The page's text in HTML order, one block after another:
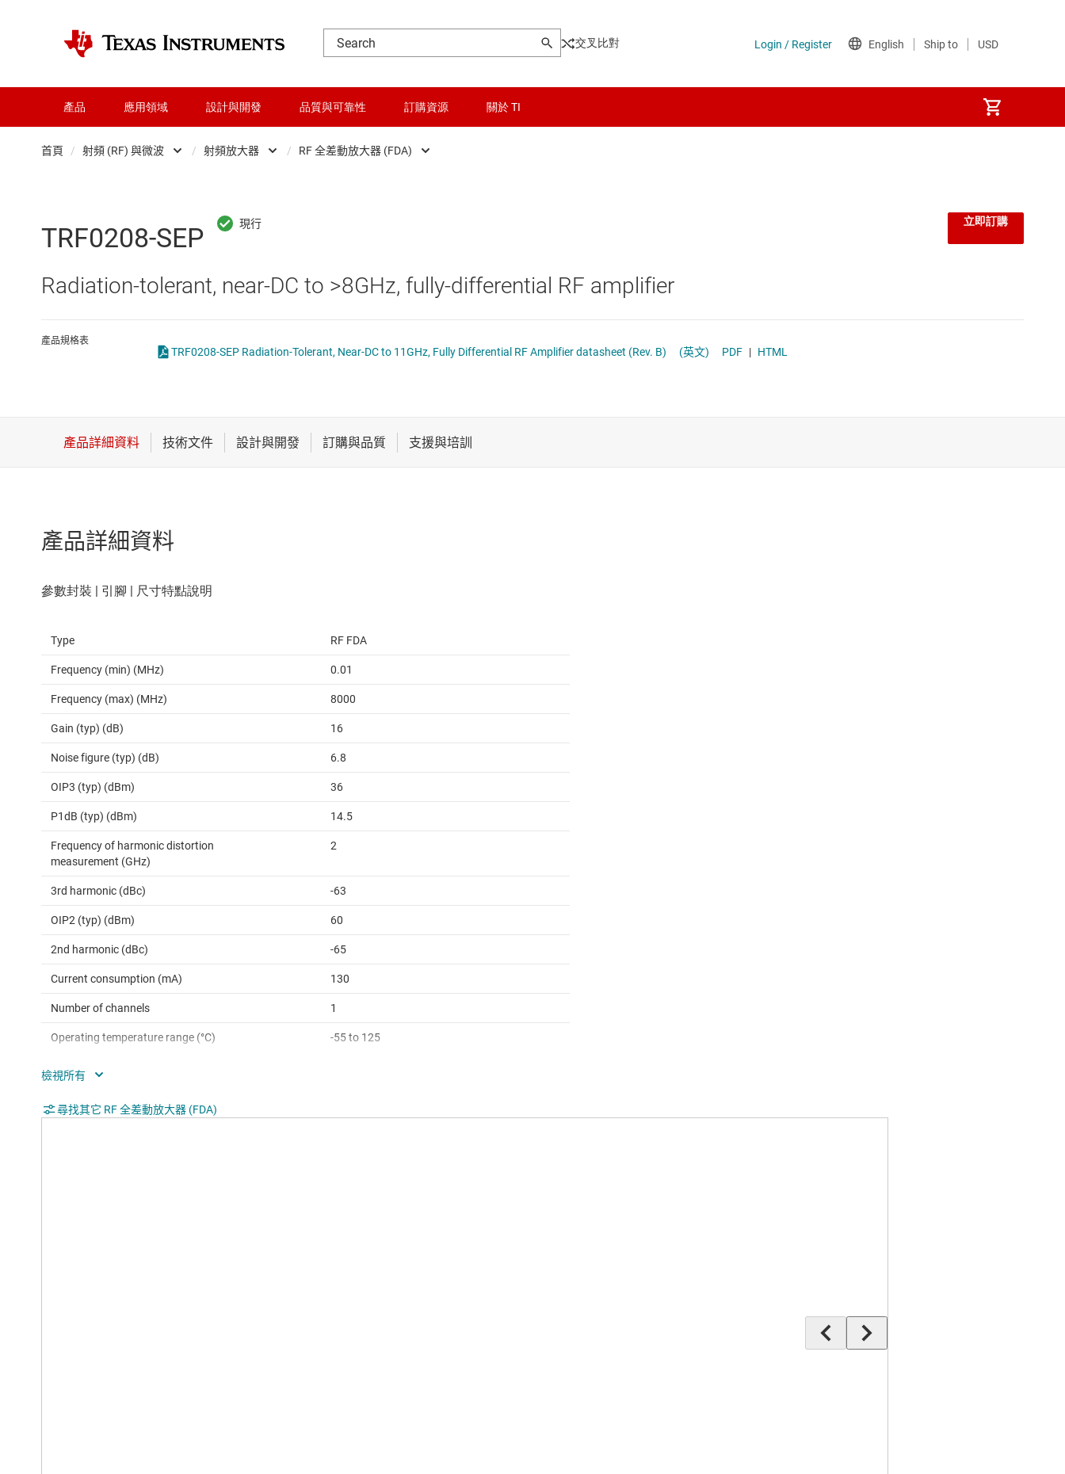
交叉比對
產品 應用領域 設計與開發 品質與可靠性 訂購資源 關於 TI
首頁 / 射頻 (RF) 與微波
交換器與多工器
射頻 (RF) 與微波
感測器
邏輯和電壓轉換
電池管理 IC
/ 射頻放大器
RF 收發器、接收器、發射器
射頻放大器
/ RF 全差動放大器 (FDA)
射頻增益區塊放大器
TRF0208-SEP
Radiation-tolerant, near-DC to >8GHz, fully-differential RF amplifier
立即訂購
產品規格表
TRF0208-SEP Radiation-Tolerant, Near-DC to 11GHz, Fully Differential RF Amplifier datasheet (Rev. B) (英文) PDF | HTML
產品詳細資料
Type RF FDA
Frequency (min) (MHz) 0.01
Frequency (max) (MHz) 8000
Gain (typ) (dB) 16
Noise figure (typ) (dB) 6.8
OIP3 (typ) (dBm) 36
P1dB (typ) (dBm) 14.5
Frequency of harmonic distortion
measurement (GHz)
2
3rd harmonic (dBc) -63
OIP2 (typ) (dBm) 60
2nd harmonic (dBc) -65
Current consumption (mA) 130
Number of channels 1
Operating temperature range (°C) -55 to 125
Rating
尋找其它 RF 全差動放大器 (FDA)